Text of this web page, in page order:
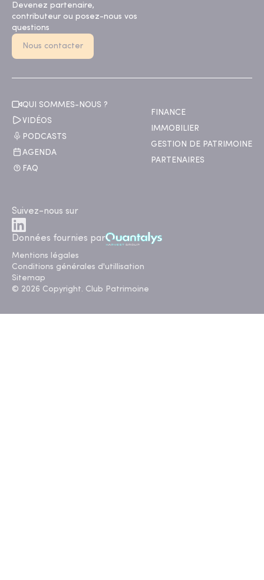
Devenez partenaire,
contributeur ou posez-nous vos
questions
Nous contacter
QUI SOMMES-NOUS ?
VIDÉOS
PODCASTS
AGENDA
FAQ
FINANCE
IMMOBILIER
GESTION DE PATRIMOINE
PARTENAIRES
Suivez-nous sur
Données fournies par
Mentions légales
Conditions générales d'utillisation
Sitemap
© 2026 Copyright. Club Patrimoine